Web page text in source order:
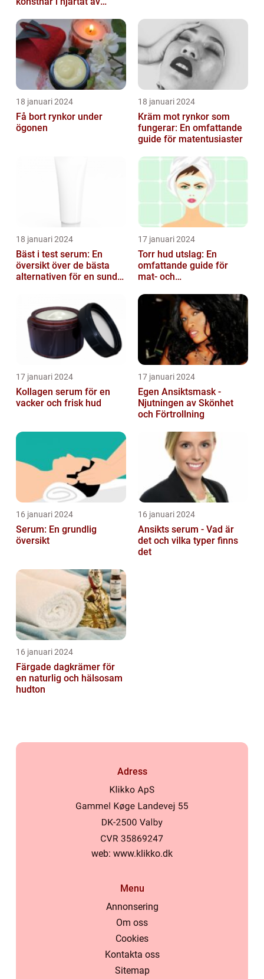
18 januari 2024
Få bort rynkor under
ögonen
18 januari 2024
Kräm mot rynkor som
fungerar: En omfattande
guide för matentusiaster
18 januari 2024
Bäst i test serum: En
översikt över de bästa
alternativen för en sund
17 januari 2024
Torr hud utslag: En
omfattande guide för
mat- och
17 januari 2024
Kollagen serum för en
vacker och frisk hud
17 januari 2024
Egen Ansiktsmask -
Njutningen av Skönhet
och Förtrollning
16 januari 2024
Serum: En grundlig
översikt
16 januari 2024
Ansikts serum - Vad är
det och vilka typer finns
det
16 januari 2024
Färgade dagkrämer för
en naturlig och hälsosam
hudton
Adress
web: www.klikko.dk
Menu
Annonsering
Om oss
Cookies
Kontakta oss
Sitemap